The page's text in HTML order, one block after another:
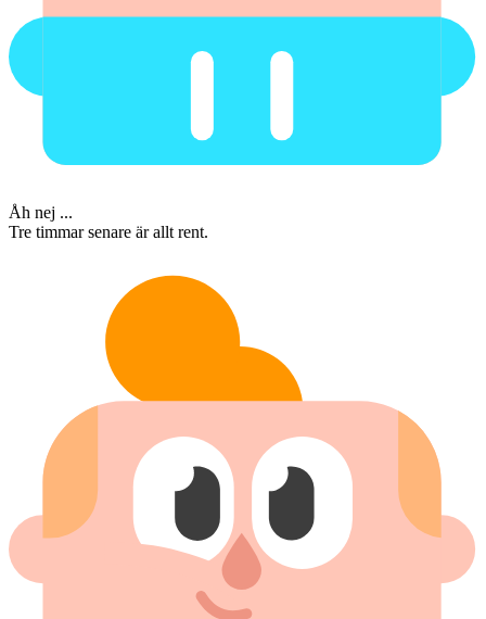
Åh nej ...
Tre timmar senare är allt rent.